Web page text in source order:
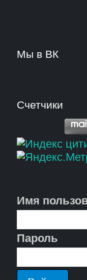
Мы в ВК
Счетчики
Имя
Пароль